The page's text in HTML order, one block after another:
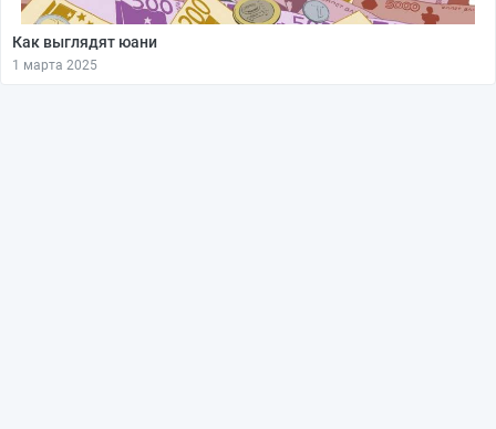
Как выглядят юани
1 марта 2025